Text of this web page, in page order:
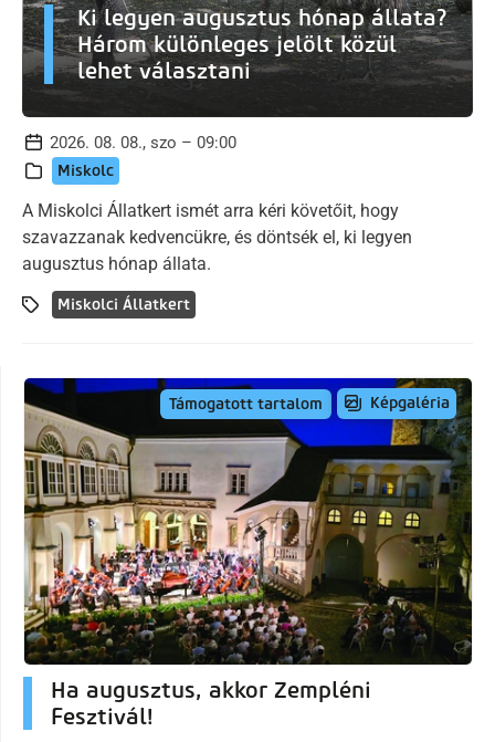
Ki legyen augusztus hónap állata?
Három különleges jelölt közül
lehet választani
2026. 08. 08., szo – 09:00
Miskolc
A Miskolci Állatkert ismét arra kéri követőit, hogy
szavazzanak kedvencükre, és döntsék el, ki legyen
augusztus hónap állata.
Miskolci Állatkert
Támogatott tartalom Képgaléria
Ha augusztus, akkor Zempléni
Fesztivál!